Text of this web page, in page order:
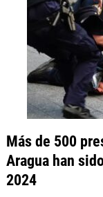
Más de 500
Aragua han
2024